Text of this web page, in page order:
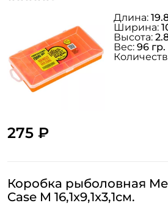
275 ₽
Длина:
Ширина:
Высота:
Вес: 96 гр.
Коробка рыболовная
Case M 16,1x9,1x3,1см.